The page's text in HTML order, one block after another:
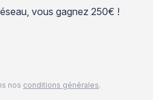
vous gagnez 250€ !
nos conditions générales.